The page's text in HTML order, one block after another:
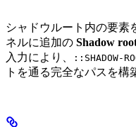
シャドウルート内の要素
ネルに追加の Shadow
入力により、
::SHADOW-
トを通る完全なパスを構